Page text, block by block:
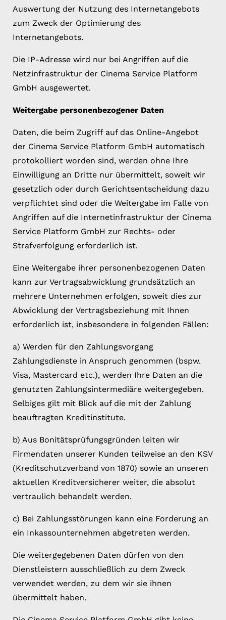
Auswertung der Nutzung des Internetangebots
zum Zweck der Optimierung des
Internetangebots.
Die IP-Adresse wird nur bei Angriffen auf die
Netzinfrastruktur der Cinema Service Platform
GmbH ausgewertet.
Weitergabe personenbezogener Daten
Daten, die beim Zugriff auf das Online-Angebot
der Cinema Service Platform GmbH automatisch
protokolliert worden sind, werden ohne Ihre
Einwilligung an Dritte nur übermittelt, soweit wir
gesetzlich oder durch Gerichtsentscheidung dazu
verpflichtet sind oder die Weitergabe im Falle von
Angriffen auf die Internetinfrastruktur der Cinema
Service Platform GmbH zur Rechts- oder
Strafverfolgung erforderlich ist.
Eine Weitergabe ihrer personenbezogenen Daten
kann zur Vertragsabwicklung grundsätzlich an
mehrere Unternehmen erfolgen, soweit dies zur
Abwicklung der Vertragsbeziehung mit Ihnen
erforderlich ist, insbesondere in folgenden Fällen:
a) Werden für den Zahlungsvorgang
Zahlungsdienste in Anspruch genommen (bspw.
Visa, Mastercard etc.), werden Ihre Daten an die
genutzten Zahlungsintermediäre weitergegeben.
Selbiges gilt mit Blick auf die mit der Zahlung
beauftragten Kreditinstitute.
b) Aus Bonitätsprüfungsgründen leiten wir
Firmendaten unserer Kunden teilweise an den KSV
(Kreditschutzverband von 1870) sowie an unseren
aktuellen Kreditversicherer weiter, die absolut
vertraulich behandelt werden.
c) Bei Zahlungsstörungen kann eine Forderung an
ein Inkassounternehmen abgetreten werden.
Die weitergegebenen Daten dürfen von den
Dienstleistern ausschließlich zu dem Zweck
verwendet werden, zu dem wir sie ihnen
übermittelt haben.